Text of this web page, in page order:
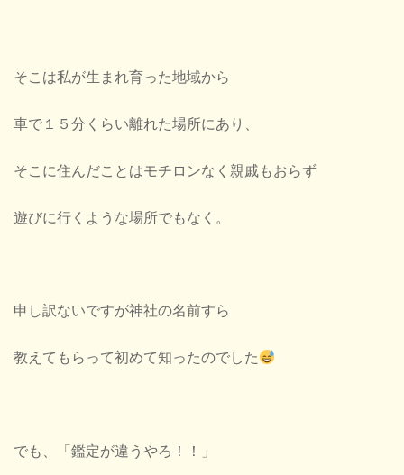
そこは私が生まれ育った地域から
車で１５分くらい離れた場所にあり、
そこに住んだことはモチロンなく親戚もおらず
遊びに行くような場所でもなく。
申し訳ないですが神社の名前すら
教えてもらって初めて知ったのでした
でも、「鑑定が違うやろ！！」